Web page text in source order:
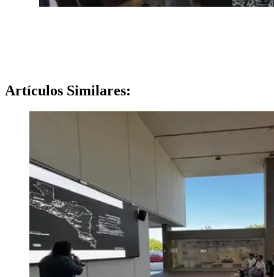
Artículos Similares: